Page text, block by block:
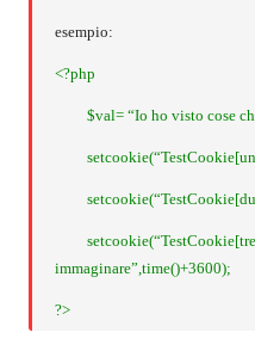
esempio:
<?php
$val= “Io ho visto cose
immaginare”,time()+3600);
?>